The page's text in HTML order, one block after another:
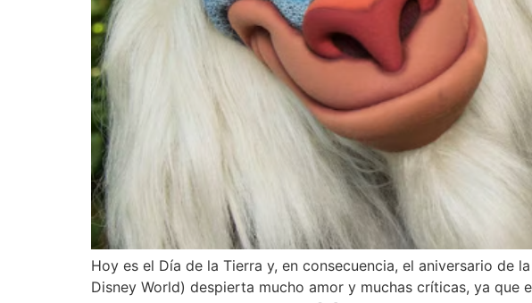
Hoy es el Día de la Tierra y, en consecuencia, el aniversario de
Disney World) despierta mucho amor y muchas críticas, ya que